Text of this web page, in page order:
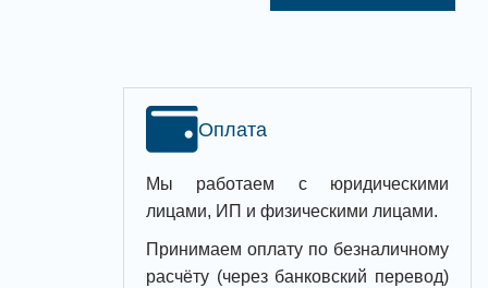
Оплата
Мы работаем с юридическими
лицами, ИП и физическими лицами.
Принимаем оплату по безналичному
расчёту (через банковский перевод)